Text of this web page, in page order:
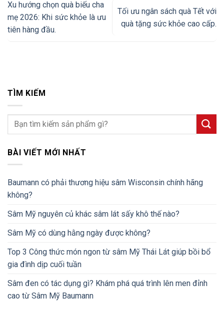
Xu hướng chọn quà biếu cha
mẹ 2026: Khi sức khỏe là ưu
tiên hàng đầu.
Tối ưu ngân sách quà Tết với
quà tặng sức khỏe cao cấp.
TÌM KIẾM
BÀI VIẾT MỚI NHẤT
Baumann có phải thương hiệu sâm Wisconsin chính hãng
không?
Sâm Mỹ nguyên củ khác sâm lát sấy khô thế nào?
Sâm Mỹ có dùng hằng ngày được không?
Top 3 Công thức món ngon từ sâm Mỹ Thái Lát giúp bồi bổ
gia đình dịp cuối tuần
Sâm đen có tác dụng gì? Khám phá quá trình lên men đỉnh
cao từ Sâm Mỹ Baumann